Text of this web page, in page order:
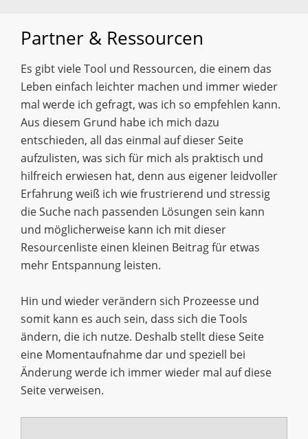
Partner & Ressourcen
Es gibt viele Tool und Ressourcen, die einem das
Leben einfach leichter machen und immer wieder
mal werde ich gefragt, was ich so empfehlen kann.
Aus diesem Grund habe ich mich dazu
entschieden, all das einmal auf dieser Seite
aufzulisten, was sich für mich als praktisch und
hilfreich erwiesen hat, denn aus eigener leidvoller
Erfahrung weiß ich wiefrustrierend und stressig
die Suche nach passenden Lösungen sein kann
und möglicherweise kann ich mit dieser
Resourcenliste einen kleinen Beitrag für etwas
mehr Entspannung leisten.
Hin und wieder verändern sich Prozeesse und
somit kann es auch sein, dass sich die Tools
ändern, die ich nutze. Deshalb stellt diese Seite
eine Momentaufnahme dar und speziell bei
Änderung werde ich immer wieder mal auf diese
Seite verweisen.